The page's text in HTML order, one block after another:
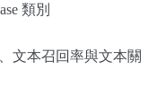
類別
文本召回率與文本關